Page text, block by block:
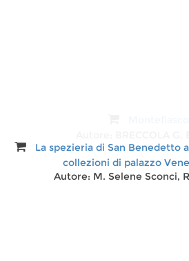
La spezieria di San Benedetto
collezioni di palazzo
Autore: M. Selene Sconci,